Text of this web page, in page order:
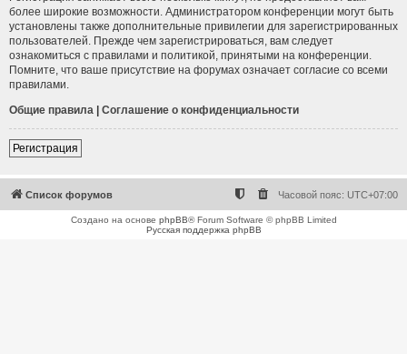
более широкие возможности. Администратором конференции могут быть
установлены также дополнительные привилегии для зарегистрированных
пользователей. Прежде чем зарегистрироваться, вам следует
ознакомиться с правилами и политикой, принятыми на конференции.
Помните, что ваше присутствие на форумах означает согласие со всеми
правилами.
Общие правила | Соглашение о конфиденциальности
Регистрация
Список форумов Часовой пояс: UTC+07:00
Создано на основе phpBB® Forum Software © phpBB Limited
Русская поддержка phpBB